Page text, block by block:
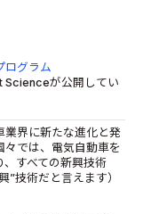
ログラム
Scienceが公開してい
業界に新たな進化と発
々では、電気自動車を
すべての新興技術
”技術だと言えます）